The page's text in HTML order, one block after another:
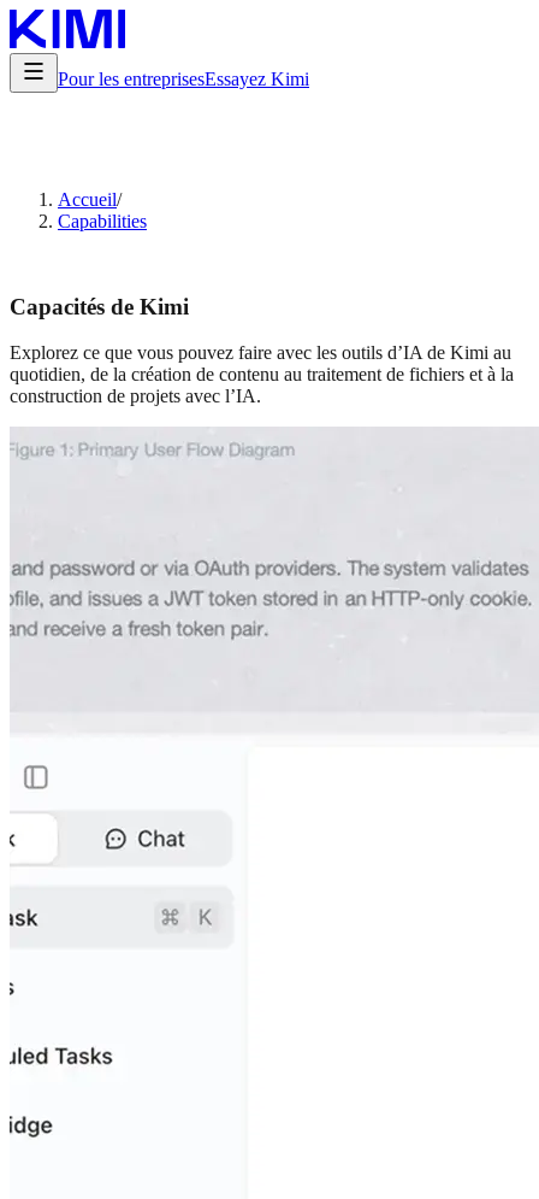
Pour les entreprisesEssayez Kimi
Accueil/
Capabilities
Capacités de Kimi
Explorez ce que vous pouvez faire avec les outils d’IA de Kimi au
quotidien, de la création de contenu au traitement de fichiers et à la
construction de projets avec l’IA.